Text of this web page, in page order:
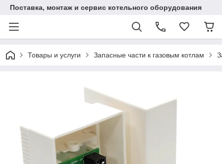
Поставка, монтаж и сервис котельного оборудования
Товары и услуги Запасные части к газовым котлам